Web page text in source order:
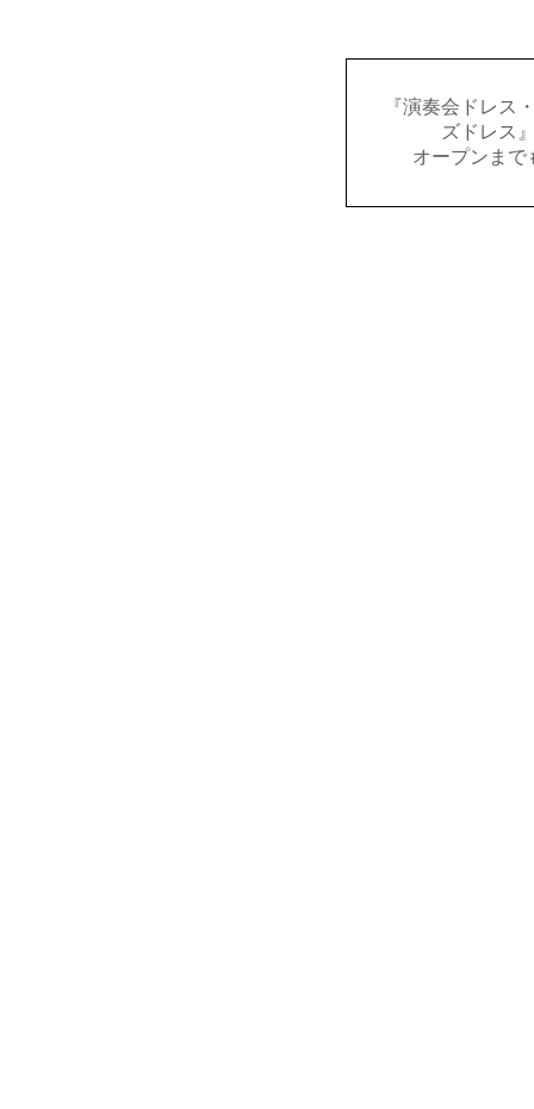
『演奏会ドレス
ズドレス
オープンまで